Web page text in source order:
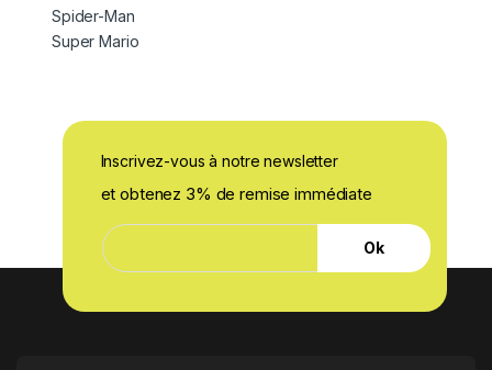
Spider-Man
Super Mario
Inscrivez-vous à notre newsletter
et obtenez 3% de remise immédiate
*
E
a
E
-
m
i
Ok